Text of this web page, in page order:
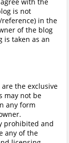
is not
in the
of the blog
is taken as an
the exclusive
may not be
any form
prohibited and
any of the